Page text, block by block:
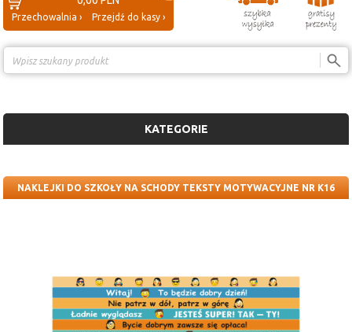
Przechowalnia › Przejdź do kasy ›
KATEGORIE
NAKLEJKI DO SZKOŁY NA SCHODY TEKSTY MOTYWACYJNE NR K16